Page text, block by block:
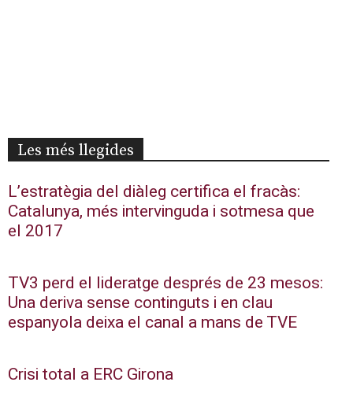
Les més llegides
L’estratègia del diàleg certifica el fracàs:
Catalunya, més intervinguda i sotmesa que
el 2017
TV3 perd el lideratge després de 23 mesos:
Una deriva sense continguts i en clau
espanyola deixa el canal a mans de TVE
Crisi total a ERC Girona